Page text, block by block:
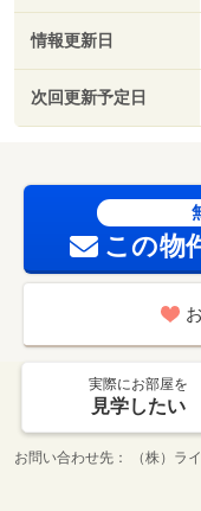
情報更新日
次回更新予定日
この物
実際にお部屋を
見学したい
お問い合わせ先
（株）ラ